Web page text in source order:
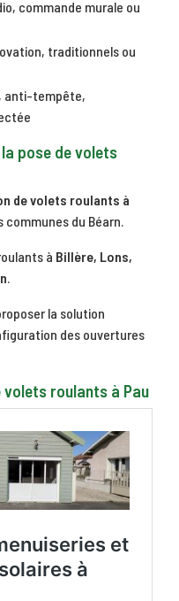
commande murale ou
traditionnels ou
anti-tempête,
pose de volets
de volets roulants à
du Béarn.
à Billère, Lons,
la solution
des ouvertures
roulants à Pau